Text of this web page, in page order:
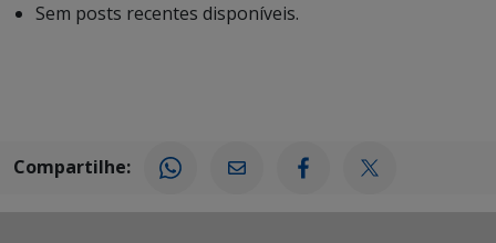
Sem posts recentes disponíveis.
Compartilhe: